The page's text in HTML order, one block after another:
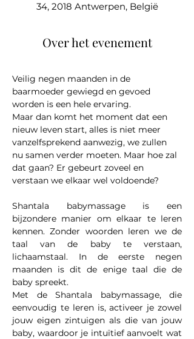
34, 2018 Antwerpen, België
Over het evenement
Veilig negen maanden in de
baarmoeder gewiegd en gevoed
worden is een hele ervaring.
Maar dan komt het moment dat een
nieuw leven start, alles is niet meer
vanzelfsprekend aanwezig, we zullen
nu samen verder moeten. Maar hoe zal
dat gaan? Er gebeurt zoveel en
verstaan we elkaar wel voldoende?
Shantala babymassage is een
bijzondere manier om elkaar te leren
kennen. Zonder woorden leren we de
taal van de baby te verstaan,
lichaamstaal. In de eerste negen
maanden is dit de enige taal die de
baby spreekt.
Met de Shantala babymassage, die
eenvoudig te leren is, activeer je zowel
jouw eigen zintuigen als die van jouw
baby, waardoor je intuïtief aanvoelt wat